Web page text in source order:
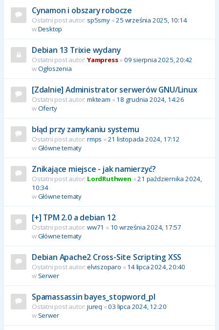
Cynamon i obszary robocze
Ostatni post autor: sp5smy«25 września 2025, 10:14
wDesktop
Debian 13 Trixie wydany
Ostatni post autor: Yampress« 09 sierpnia 2025, 20:42
wOgłoszenia
[Zdalnie] Administrator serwerów GNU/Linux
Ostatni post autor: mkteam « 18 grudnia 2024, 14:26
wOferty
błąd przy zamykaniu systemu
Ostatni post autor: rmps « 21 listopada 2024, 17:12
wGłówne tematy
Znikające miejsce - jak namierzyć?
Ostatni post autor: LordRuthwen «21 października 2024,
10:34
wGłówne tematy
[+] TPM 2.0 a debian 12
Ostatni post autor: ww71 « 10 września 2024, 17:57
wGłówne tematy
Debian Apache2 Cross-Site Scripting XSS
Ostatni post autor: elviszoparo « 14 lipca 2024, 20:40
w Serwer
Spamassassin bayes_stopword_pl
Ostatni post autor: jureq «03 lipca 2024, 12:20
w Serwer